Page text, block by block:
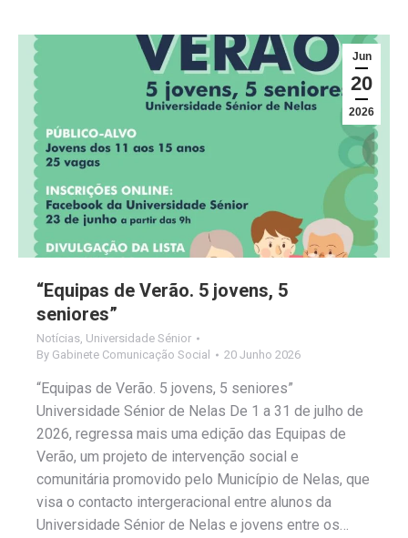
Jun
20
2026
“Equipas de Verão. 5 jovens, 5
seniores”
Notícias Universidade Sénior
By Gabinete Comunicação Social 20 Junho 2026
“Equipas de Verão. 5 jovens, 5 seniores”
Universidade Sénior de Nelas De 1 a 31 de julho de
2026, regressa mais uma edição das Equipas de
Verão, um projeto de intervenção social e
comunitária promovido pelo Município de Nelas, que
visa o contacto intergeracional entre alunos da
Universidade Sénior de Nelas e jovens entre os…